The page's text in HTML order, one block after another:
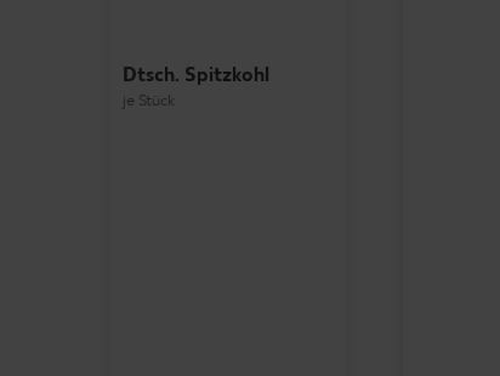
Dtsch. Spitzkohl
je Stück